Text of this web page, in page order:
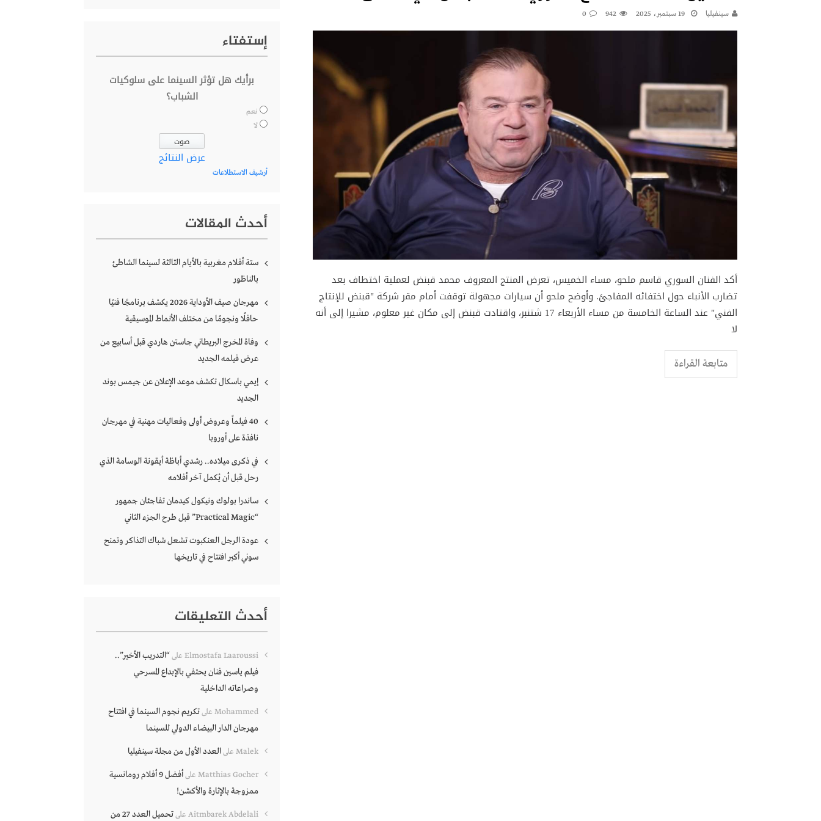
سينفيليا 19 سبتمبر، 2025 942
0
أكد الفنان السوري قاسم ملحو، مساء الخميس، تعرض المنتج المعروف محمد قبنض لعملية اختطاف بعد
تضارب الأنباء حول اختفائه المفاجئ. وأوضح ملحو أن سيارات مجهولة توقفت أمام مقر شركة "قبنض للإنتاج
الفني" عند الساعة الخامسة من مساء الأربعاء 17 شتنبر، واقتادت قبنض إلى مكان غير معلوم، مشيرا إلى أنه
لا
متابعة القراءة
إستفتاء
برأيك هل تؤثر السينما على سلوكيات
الشباب؟
نعم
لا
عرض النتائج
أرشيف الاستطلاعات
أحدث المقالات
ستة أفلام مغربية بالأيام الثالثة لسينما الشاطئ
بالناظور
مهرجان صيف الأوداية 2026 يكشف برنامجًا فنيًا
حافلًا ونجومًا من مختلف الأنماط الموسيقية
وفاة المخرج البريطاني جاستن هاردي قبل أسابيع من
عرض فيلمه الجديد
إيمي باسكال تكشف موعد الإعلان عن جيمس بوند
الجديد
40 فيلماً وعروض أولى وفعاليات مهنية في مهرجان
نافذة على أوروبا
في ذكرى ميلاده.. رشدي أباظة أيقونة الوسامة الذي
رحل قبل أن يُكمل آخر أفلامه
ساندرا بولوك ونيكول كيدمان تفاجئان جمهور
“Practical Magic” قبل طرح الجزء الثاني
عودة الرجل العنكبوت تشعل شباك التذاكر وتمنح
سوني أكبر افتتاح في تاريخها
أحدث التعليقات
Elmostafa Laaroussi على“التدريب الأخير”..
فيلم ياسين فنان يحتفي بالإبداع المسرحي
وصراعاته الداخلية
Mohammed علىتكريم نجوم السينما في افتتاح
مهرجان الدار البيضاء الدولي للسينما
Malek علىالعدد الأول من مجلة سينفيليا
Matthias Gocher على
أفضل 9 أفلام رومانسية
ممزوجة بالإثارة والأكشن!
Aitmbarek Abdelali على
تحميل العدد 27 من